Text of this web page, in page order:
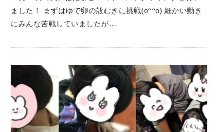
ました！ まずはゆで卵の殻むきに挑戦(o^^o) 細かい動き
にみんな苦戦していましたが…